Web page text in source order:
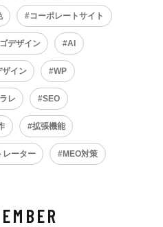
コーポレートサイト
デザイン AI
イン WP
レ SEO
拡張機能
レーター MEO対策